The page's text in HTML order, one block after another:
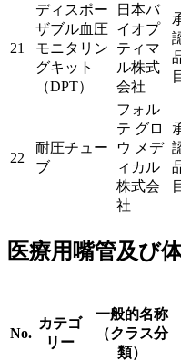
21
ディスポー
ザブル血圧
モニタリン
グキット
（DPT）
日本バ
イオプ
ティマ
ル株式
会社
22
耐圧チュー
ブ
フォル
テ グロ
ウ メデ
ィカル
株式会
社
医療用嘴管及び
No.
カテゴ
リー
一般的名称
（クラス分
類）